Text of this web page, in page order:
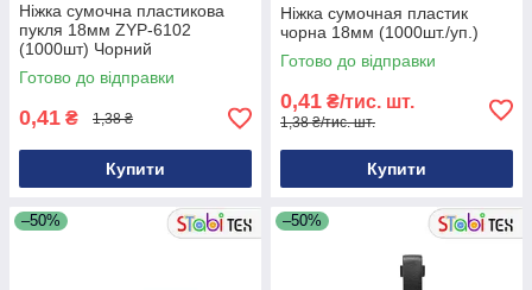
Ніжка сумочна пластикова
пукля 18мм ZYP-6102
(1000шт) Чорний
Готово до відправки
0,41 ₴ 1,38 ₴
Купити
Ніжка сумочная пластик
чорна 18мм (1000шт./уп.)
Готово до відправки
0,41 ₴/тис. шт.
1,38 ₴/тис. шт.
Купити
–50% –50%